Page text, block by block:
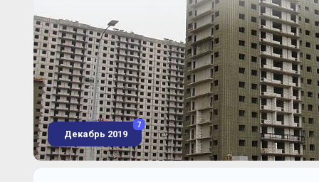
Декабрь 2019
7